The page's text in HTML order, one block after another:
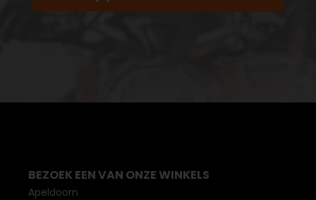
BEZOEK EEN VAN ONZE WINKELS
Apeldoorn